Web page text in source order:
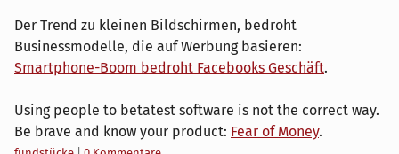
Der Trend zu kleinen Bildschirmen, bedroht
Businessmodelle, die auf Werbung basieren:
Smartphone-Boom bedroht Facebooks Geschäft.
Using people to betatest software is not the correct way.
Be brave and know your product: Fear of Money.